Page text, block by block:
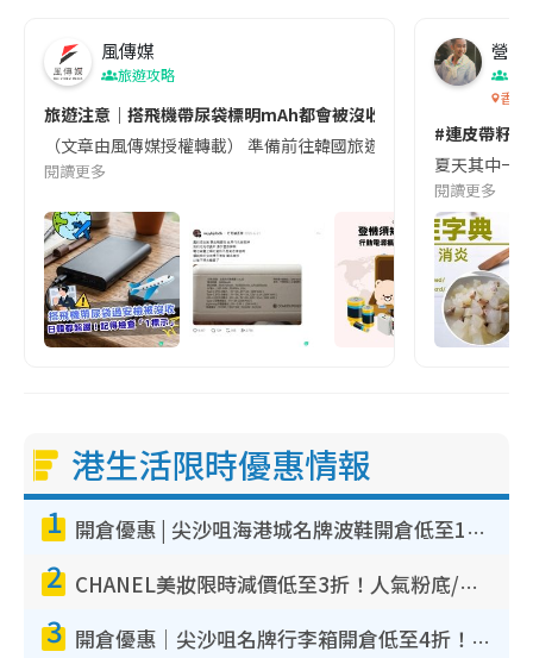
風傳媒
旅遊攻略
旅遊注意｜搭飛機帶尿袋標明mAh都會被沒收😱出發前切記檢查
（文章由風傳媒授權轉載） 準備前往韓國旅遊的民眾，近期要
閱讀更多
營養
香港
#連皮帶籽
夏天其中一
閱讀更多
港生活限時優惠情報
1 開倉優惠 | 尖沙咀海港城名牌波鞋開倉低至1折！On鞋$899起／Joy&Peace鞋履$98起
2 CHANEL美妝限時減價低至3折！人氣粉底/唇膏/精華液低至$275！COCO香水都有平
3 開倉優惠｜尖沙咀名牌行李箱開倉低至4折！一連5日 American Tourister/ace./Hallmark $200起！